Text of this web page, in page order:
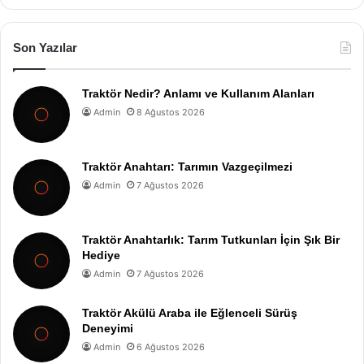
Son Yazılar
Traktör Nedir? Anlamı ve Kullanım Alanları
Admin 8 Ağustos 2026
Traktör Anahtarı: Tarımın Vazgeçilmezi
Admin 7 Ağustos 2026
Traktör Anahtarlık: Tarım Tutkunları İçin Şık Bir
Hediye
Admin 7 Ağustos 2026
Traktör Akülü Araba ile Eğlenceli Sürüş
Deneyimi
Admin 6 Ağustos 2026